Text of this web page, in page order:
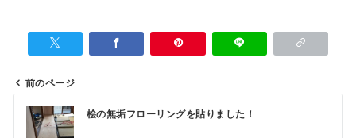
投
前のページ
桧の無垢フローリングを貼りました！